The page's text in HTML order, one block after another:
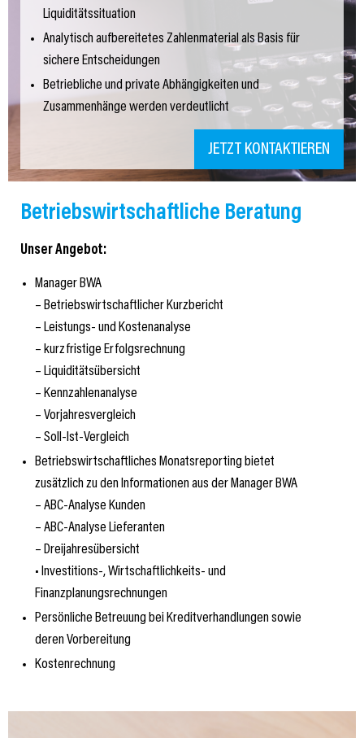
Betriebswirtschaftliche Beratung
Unser Angebot:
Manager BWA
– Betriebswirtschaftlicher Kurzbericht
– Leistungs- und Kostenanalyse
– kurzfristige Erfolgsrechnung
– Liquiditätsübersicht
– Kennzahlenanalyse
– Vorjahresvergleich
– Soll-Ist-Vergleich
Betriebswirtschaftliches Monatsreporting bietet
zusätzlich zu den Informationen aus der Manager BWA
– ABC-Analyse Kunden
– ABC-Analyse Lieferanten
– Dreijahresübersicht
• Investitions-, Wirtschaftlichkeits- und
Finanzplanungsrechnungen
Persönliche Betreuung bei Kreditverhandlungen sowie
deren Vorbereitung
Kostenrechnung
Liquiditätssituation
Analytisch aufbereitetes Zahlenmaterial als Basis für
sichere Entscheidungen
Betriebliche und private Abhängigkeiten und
Zusammenhänge werden verdeutlicht
JETZT KONTAKTIEREN